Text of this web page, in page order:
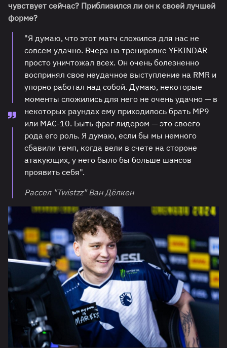
чувствует сейчас? Приблизился ли он к своей лучшей
форме?
"Я думаю, что этот матч сложился для нас не
совсем удачно. Вчера на тренировке YEKINDAR
просто уничтожал всех. Он очень болезненно
воспринял свое неудачное выступление на RMR и
упорно работал над собой. Думаю, некоторые
моменты сложились для него не очень удачно — в
некоторых раундах ему приходилось брать MP9
или MAC-10. Быть фраг-лидером — это своего
рода его роль. Я думаю, если бы мы немного
сбавили темп, когда вели в счете на стороне
атакующих, у него было бы больше шансов
проявить себя".
Рассел "⁠Twistzz⁠" Ван Дёлкен